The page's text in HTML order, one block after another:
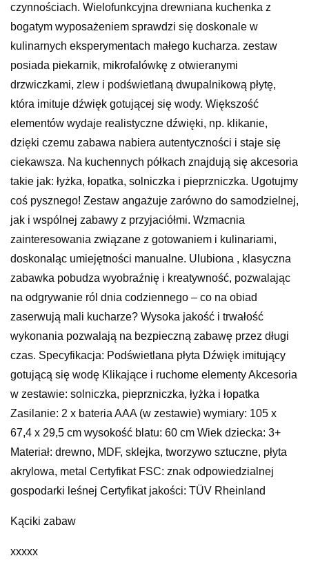
czynnościach. Wielofunkcyjna drewniana kuchenka z
bogatym wyposażeniem sprawdzi się doskonale w
kulinarnych eksperymentach małego kucharza. zestaw
posiada piekarnik, mikrofalówkę z otwieranymi
drzwiczkami, zlew i podświetlaną dwupalnikową płytę,
która imituje dźwięk gotującej się wody. Większość
elementów wydaje realistyczne dźwięki, np. klikanie,
dzięki czemu zabawa nabiera autentyczności i staje się
ciekawsza. Na kuchennych półkach znajdują się akcesoria
takie jak: łyżka, łopatka, solniczka i pieprzniczka. Ugotujmy
coś pysznego! Zestaw angażuje zarówno do samodzielnej,
jak i wspólnej zabawy z przyjaciółmi. Wzmacnia
zainteresowania związane z gotowaniem i kulinariami,
doskonaląc umiejętności manualne. Ulubiona , klasyczna
zabawka pobudza wyobraźnię i kreatywność, pozwalając
na odgrywanie ról dnia codziennego – co na obiad
zaserwują mali kucharze? Wysoka jakość i trwałość
wykonania pozwalają na bezpieczną zabawę przez długi
czas. Specyfikacja: Podświetlana płyta Dźwięk imitujący
gotującą się wodę Klikające i ruchome elementy Akcesoria
w zestawie: solniczka, pieprzniczka, łyżka i łopatka
Zasilanie: 2 x bateria AAA (w zestawie) wymiary: 105 x
67,4 x 29,5 cm wysokość blatu: 60 cm Wiek dziecka: 3+
Materiał: drewno, MDF, sklejka, tworzywo sztuczne, płyta
akrylowa, metal Certyfikat FSC: znak odpowiedzialnej
gospodarki leśnej Certyfikat jakości: TÜV Rheinland
Kąciki zabaw
xxxxx